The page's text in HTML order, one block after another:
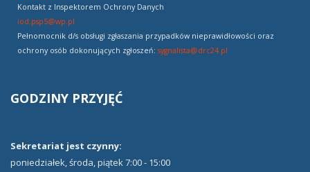
Kontakt z Inspektorem Ochrony Danych
iod.psp5@wp.pl
Pełnomocnik d/s obsługi zgłaszania przypadków nieprawidłowości oraz
ochrony osób dokonujących zgłoszeń: sygnalista@drc24.pl
GODZINY PRZYJĘĆ
Sekretariat jest czynny:
poniedziałek, środa, piątek 7:00 - 15:00